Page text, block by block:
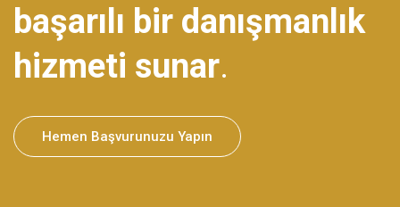
başarılı bir danışmanlık
hizmeti sunar.
Hemen Başvurunuzu Yapın